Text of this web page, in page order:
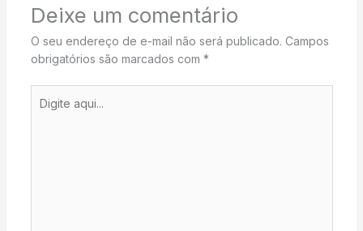
Deixe um comentário
O seu endereço de e-mail não será publicado. Campos
obrigatórios são marcados com *
aqui...